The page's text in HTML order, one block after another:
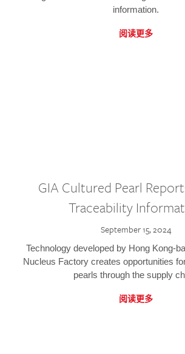
information.
阅读更多
GIA Cultured Pearl
Traceability
September 15, 2024
Technology developed by Hong Kong-
Nucleus Factory creates opportunities
pearls through the supply
阅读更多